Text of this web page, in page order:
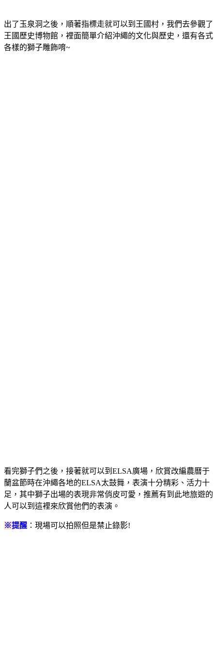
出了玉泉洞之後，順著指標走就可以到王國村，我們去參觀了
王國歷史博物館，裡面簡單介紹沖繩的文化與歷史，還有各式
各樣的獅子雕飾唷~
看完獅子們之後，接著就可以到ELSA廣場，欣賞改編農曆于
蘭盆節時在沖繩各地的ELSA太鼓舞，表演十分精彩、活力十
足，其中獅子出場的表現非常俏皮可愛，推薦有到此地旅遊的
人可以到這裡來欣賞他們的表演。
※提醒 ：現場可以拍照但是禁止錄影!